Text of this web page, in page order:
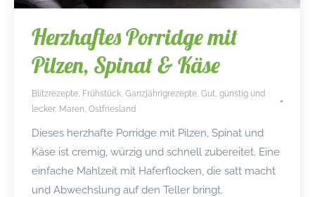
Herzhaftes Porridge mit
Pilzen, Spinat & Käse
Blitzrezepte, Frühstück, Ganzjährigrezepte, Gut, günstig und
lecker, Maren, Ostfriesland
Dieses herzhafte Porridge mit Pilzen, Spinat und
Käse ist cremig, würzig und schnell zubereitet. Eine
einfache Mahlzeit mit Haferflocken, die satt macht
und Abwechslung auf den Teller bringt.